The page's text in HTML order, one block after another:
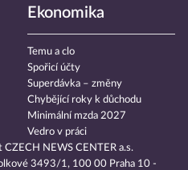
Ekonomika
Temu a clo
Spořicí účty
Superdávka – změny
Chybějící roky k důchodu
Minimální mzda 2027
Vedro v práci
CZECH NEWS CENTER a.s.
3493/1, 100 00 Praha 10 -